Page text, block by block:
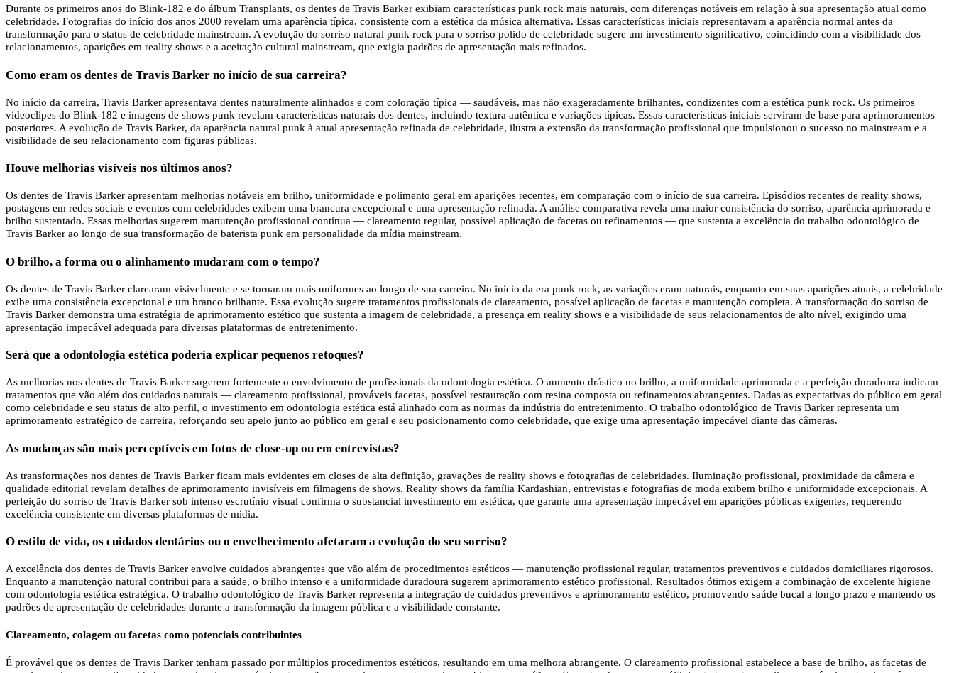
Durante os primeiros anos do Blink-182 e do álbum Transplants, os dentes de Travis Barker exibiam características punk rock mais naturais, com diferenças notáveis ​​em relação à sua apresentação atual como
celebridade. Fotografias do início dos anos 2000 revelam uma aparência típica, consistente com a estética da música alternativa. Essas características iniciais representavam a aparência normal antes da
transformação para o status de celebridade mainstream. A evolução do sorriso natural punk rock para o sorriso polido de celebridade sugere um investimento significativo, coincidindo com a visibilidade dos
relacionamentos, aparições em reality shows e a aceitação cultural mainstream, que exigia padrões de apresentação mais refinados.
Como eram os dentes de Travis Barker no início de sua carreira?
No início da carreira, Travis Barker apresentava dentes naturalmente alinhados e com coloração típica — saudáveis, mas não exageradamente brilhantes, condizentes com a estética punk rock. Os primeiros
videoclipes do Blink-182 e imagens de shows punk revelam características naturais dos dentes, incluindo textura autêntica e variações típicas. Essas características iniciais serviram de base para aprimoramentos
posteriores. A evolução de Travis Barker, da aparência natural punk à atual apresentação refinada de celebridade, ilustra a extensão da transformação profissional que impulsionou o sucesso no mainstream e a
visibilidade de seu relacionamento com figuras públicas.
Houve melhorias visíveis nos últimos anos?
Os dentes de Travis Barker apresentam melhorias notáveis ​​em brilho, uniformidade e polimento geral em aparições recentes, em comparação com o início de sua carreira. Episódios recentes de reality shows,
postagens em redes sociais e eventos com celebridades exibem uma brancura excepcional e uma apresentação refinada. A análise comparativa revela uma maior consistência do sorriso, aparência aprimorada e
brilho sustentado. Essas melhorias sugerem manutenção profissional contínua — clareamento regular, possível aplicação de facetas ou refinamentos — que sustenta a excelência do trabalho odontológico de
Travis Barker ao longo de sua transformação de baterista punk em personalidade da mídia mainstream.
O brilho, a forma ou o alinhamento mudaram com o tempo?
Os dentes de Travis Barker clarearam visivelmente e se tornaram mais uniformes ao longo de sua carreira. No início da era punk rock, as variações eram naturais, enquanto em suas aparições atuais, a celebridade
exibe uma consistência excepcional e um branco brilhante. Essa evolução sugere tratamentos profissionais de clareamento, possível aplicação de facetas e manutenção completa. A transformação do sorriso de
Travis Barker demonstra uma estratégia de aprimoramento estético que sustenta a imagem de celebridade, a presença em reality shows e a visibilidade de seus relacionamentos de alto nível, exigindo uma
apresentação impecável adequada para diversas plataformas de entretenimento.
Será que a odontologia estética poderia explicar pequenos retoques?
As melhorias nos dentes de Travis Barker sugerem fortemente o envolvimento de profissionais da odontologia estética. O aumento drástico no brilho, a uniformidade aprimorada e a perfeição duradoura indicam
tratamentos que vão além dos cuidados naturais — clareamento profissional, prováveis ​​facetas, possível restauração com resina composta ou refinamentos abrangentes. Dadas as expectativas do público em geral
como celebridade e seu status de alto perfil, o investimento em odontologia estética está alinhado com as normas da indústria do entretenimento. O trabalho odontológico de Travis Barker representa um
aprimoramento estratégico de carreira, reforçando seu apelo junto ao público em geral e seu posicionamento como celebridade, que exige uma apresentação impecável diante das câmeras.
As mudanças são mais perceptíveis em fotos de close-up ou em entrevistas?
As transformações nos dentes de Travis Barker ficam mais evidentes em closes de alta definição, gravações de reality shows e fotografias de celebridades. Iluminação profissional, proximidade da câmera e
qualidade editorial revelam detalhes de aprimoramento invisíveis em filmagens de shows. Reality shows da família Kardashian, entrevistas e fotografias de moda exibem brilho e uniformidade excepcionais. A
perfeição do sorriso de Travis Barker sob intenso escrutínio visual confirma o substancial investimento em estética, que garante uma apresentação impecável em aparições públicas exigentes, requerendo
excelência consistente em diversas plataformas de mídia.
O estilo de vida, os cuidados dentários ou o envelhecimento afetaram a evolução do seu sorriso?
A excelência dos dentes de Travis Barker envolve cuidados abrangentes que vão além de procedimentos estéticos — manutenção profissional regular, tratamentos preventivos e cuidados domiciliares rigorosos.
Enquanto a manutenção natural contribui para a saúde, o brilho intenso e a uniformidade duradoura sugerem aprimoramento estético profissional. Resultados ótimos exigem a combinação de excelente higiene
com odontologia estética estratégica. O trabalho odontológico de Travis Barker representa a integração de cuidados preventivos e aprimoramento estético, promovendo saúde bucal a longo prazo e mantendo os
padrões de apresentação de celebridades durante a transformação da imagem pública e a visibilidade constante.
Clareamento, colagem ou facetas como potenciais contribuintes
É provável que os dentes de Travis Barker tenham passado por múltiplos procedimentos estéticos, resultando em uma melhora abrangente. O clareamento profissional estabelece a base de brilho, as facetas de